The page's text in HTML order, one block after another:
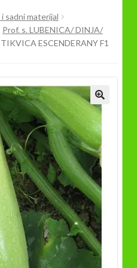
sadni materijal
Prof. s. LUBENICA/ DINJA/
TIKVICA ESCENDERANY F1